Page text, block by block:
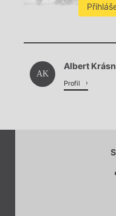
AK
Albert
Profil